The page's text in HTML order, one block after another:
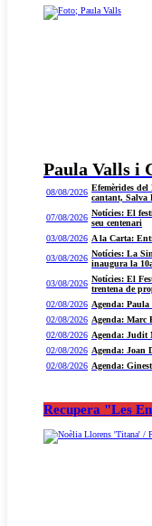
Paula Valls i
08/08/2026 Efemèrides
cantant, Salva
07/08/2026 Notícies: El
seu centenari
03/08/2026 A la Carta:
03/08/2026 Notícies: La
inaugura la
03/08/2026 Notícies: El
trentena de
02/08/2026 Agenda:
02/08/2026 Agenda: Marc
02/08/2026 Agenda: Judit
02/08/2026 Agenda: Joan
02/08/2026 Agenda:
Recupera "Les